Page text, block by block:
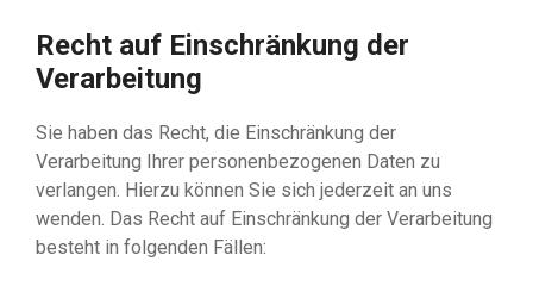
Recht auf Einschränkung der
Verarbeitung
Sie haben das Recht, die Einschränkung der
Verarbeitung Ihrer personenbezogenen Daten zu
verlangen. Hierzu können Sie sich jederzeit an uns
wenden. Das Recht auf Einschränkung der Verarbeitung
besteht in folgenden Fällen: